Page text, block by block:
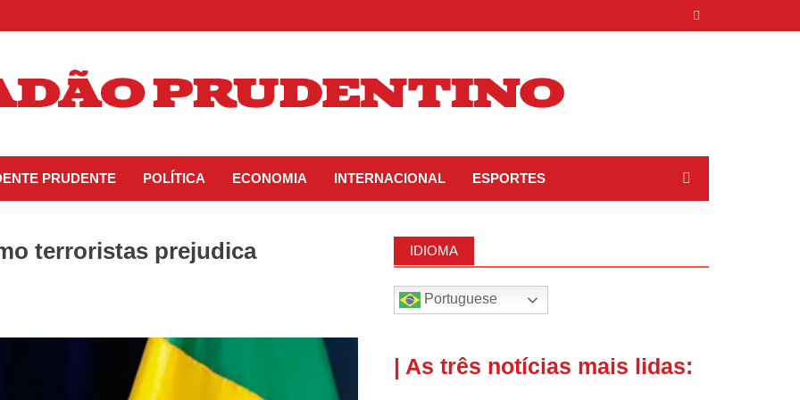
PRUDENTE POLÍTICA ECONOMIA INTERNACIONAL ESPORTES
terroristas prejudica
IDIOMA
Portuguese
| As três notícias mais lidas: